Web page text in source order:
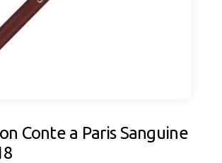
Conte a Paris Sanguine